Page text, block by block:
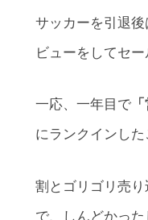
サッカーを引退
ビューをしてセー
一応、一年目で
にランクインした
割とゴリゴリ売
で、しんどかっ